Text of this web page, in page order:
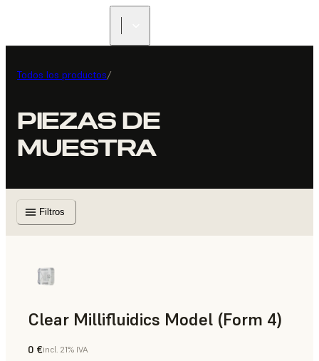
Todos los productos/
PIEZAS DE
MUESTRA
Filtros
Clear Millifluidics Model (Form 4)
Estándar
0 €incl. 21% IVA